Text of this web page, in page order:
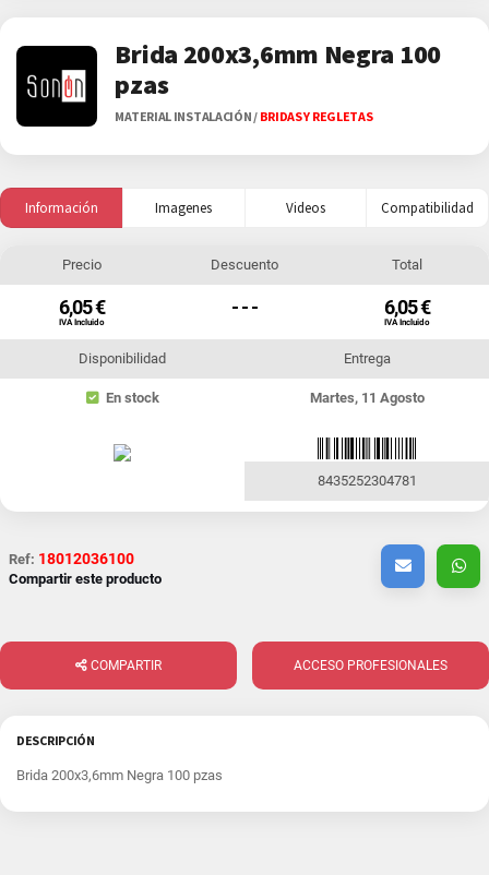
Brida 200x3,6mm Negra 100
pzas
MATERIAL INSTALACIÓN/ BRIDAS Y REGLETAS
Información Imagenes Videos Compatibilidad
Precio
6,05 €
IVA Incluido
Descuento
- - -
Total
6,05 €
IVA Incluido
Disponibilidad
En stock
Entrega
Martes, 11 Agosto
8435252304781
Ref: 18012036100
Compartir este producto
COMPARTIR ACCESO PROFESIONALES
DESCRIPCIÓN
Brida 200x3,6mm Negra 100 pzas